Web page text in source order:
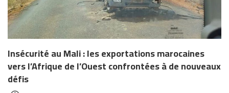
Insécurité au Mali : les exportations marocaines
vers l’Afrique de l’Ouest confrontées à de nouveaux
défis